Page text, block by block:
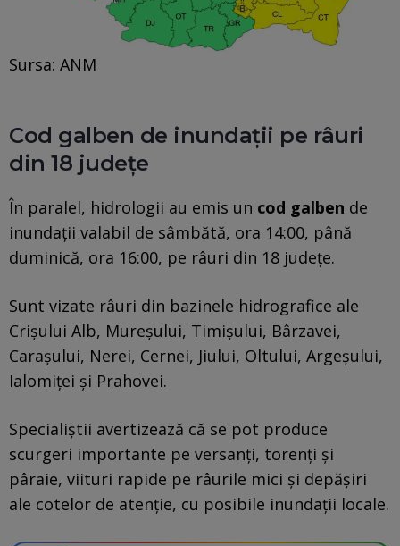
Sursa: ANM
Cod galben de inundații pe râuri
din 18 județe
În paralel, hidrologii au emis un cod galben de
inundații valabil de sâmbătă, ora 14:00, până
duminică, ora 16:00, pe râuri din 18 județe.
Sunt vizate râuri din bazinele hidrografice ale
Crișului Alb, Mureșului, Timișului, Bârzavei,
Carașului, Nerei, Cernei, Jiului, Oltului, Argeșului,
Ialomiței și Prahovei.
Specialiștii avertizează că se pot produce
scurgeri importante pe versanți, torenți și
pâraie, viituri rapide pe râurile mici și depășiri
ale cotelor de atenție, cu posibile inundații locale.